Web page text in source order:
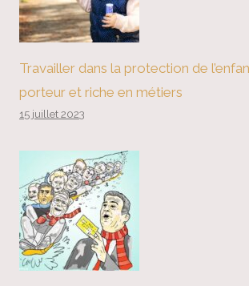
Travailler dans la protection de
porteur et riche en métiers
15 juillet 2023